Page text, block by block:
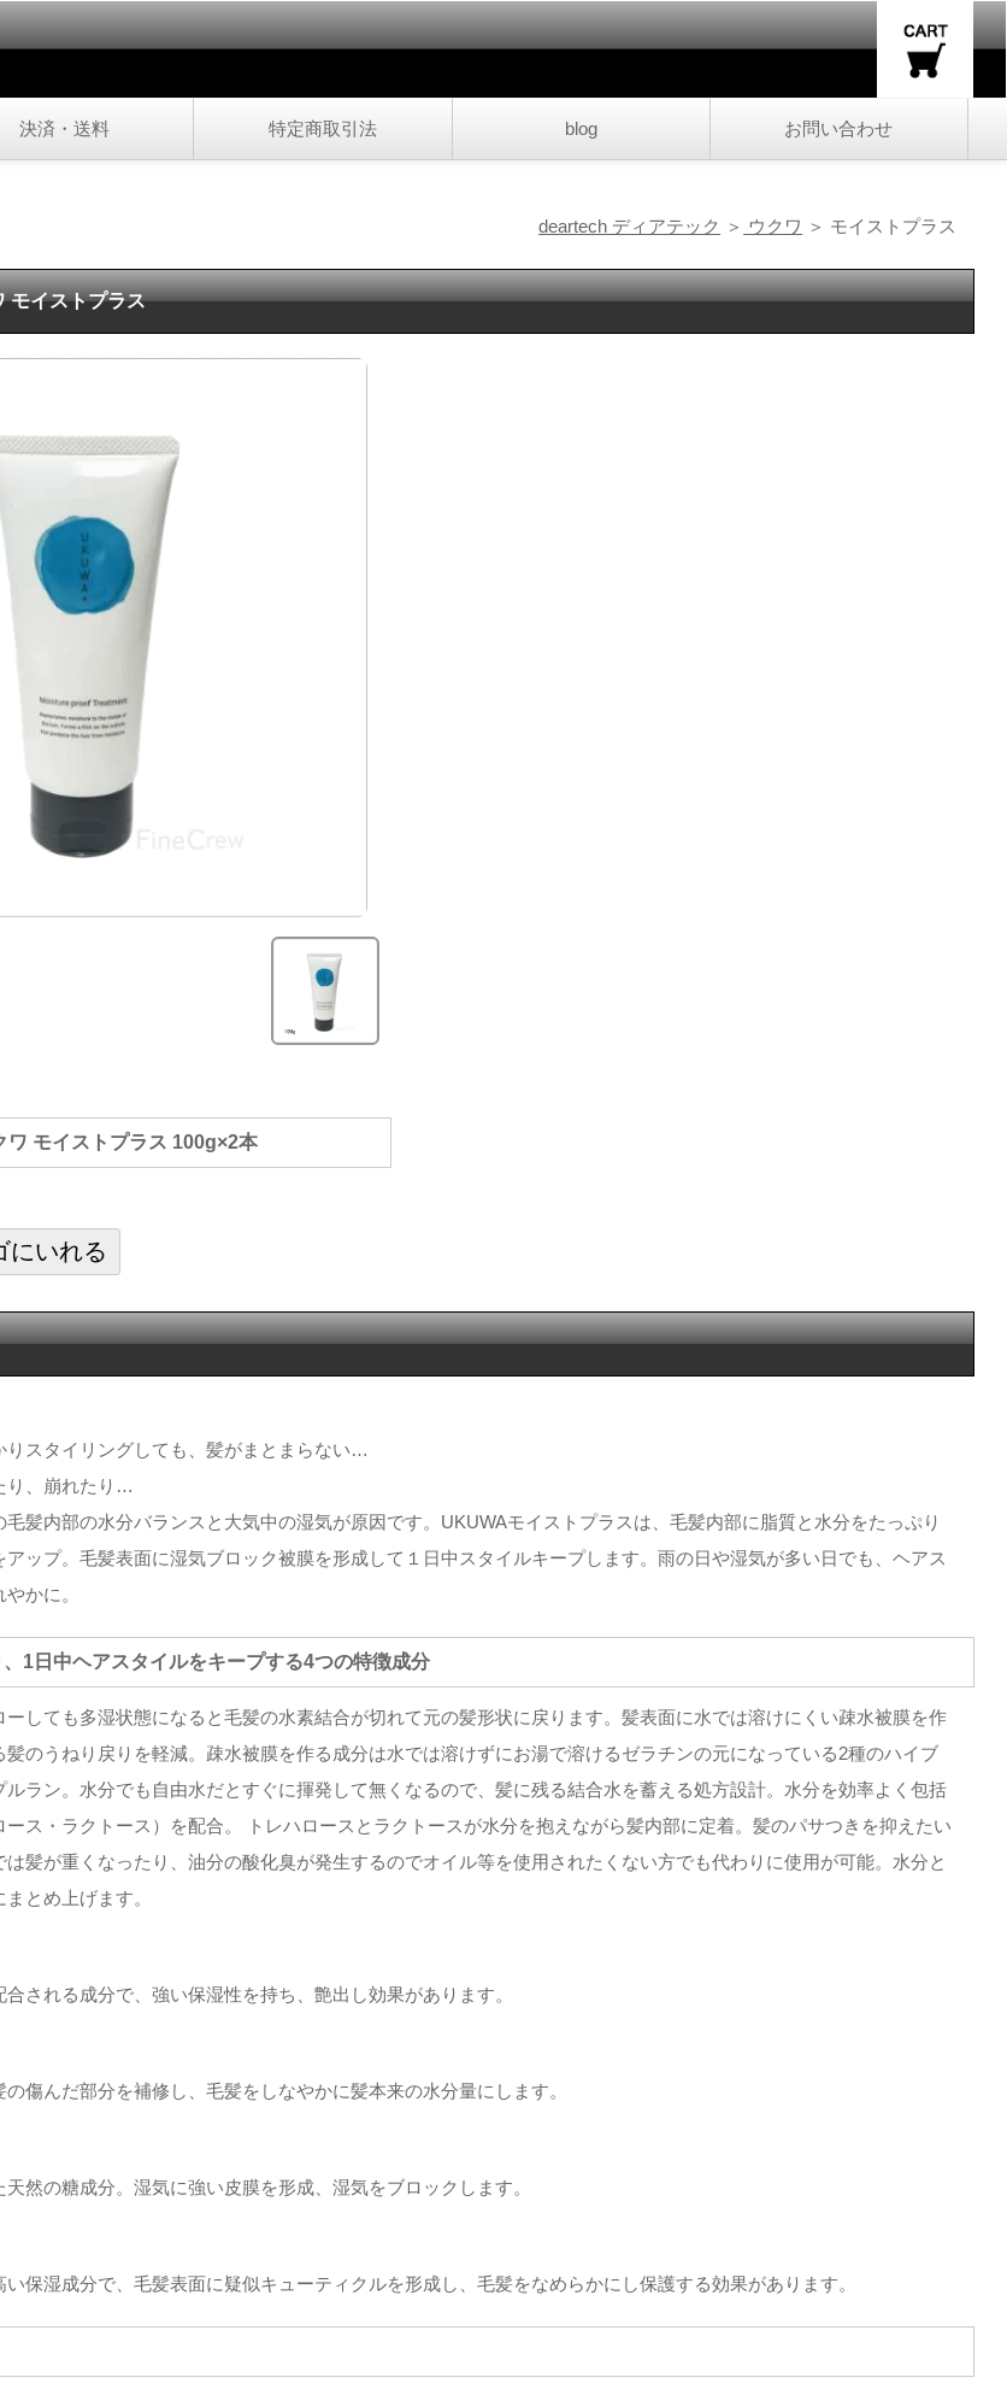
決済・送料 特定商取引法 blog お問い合わせ
deartech ディアテック ＞ ウクワ ＞ モイストプラス
モイストプラス
ワ モイストプラス 100g×2本
りスタイリングしても、髪がまとまらない…
り、崩れたり…
毛髪内部の水分バランスと大気中の湿気が原因です。UKUWAモイストプラスは、毛髪内部に脂質と水分をたっぷり
ップ。毛髪表面に湿気ブロック被膜を形成して１日中スタイルキープします。雨の日や湿気が多い日でも、ヘアス
かに。
、1日中ヘアスタイルをキープする4つの特徴成分
ーしても多湿状態になると毛髪の水素結合が切れて元の髪形状に戻ります。髪表面に水では溶けにくい疎水被膜を作
髪のうねり戻りを軽減。疎水被膜を作る成分は水では溶けずにお湯で溶けるゼラチンの元になっている2種のハイブ
ルラン。水分でも自由水だとすぐに揮発して無くなるので、髪に残る結合水を蓄える処方設計。水分を効率よく包括
ース・ラクトース）を配合。 トレハロースとラクトースが水分を抱えながら髪内部に定着。髪のパサつきを抑えたい
は髪が重くなったり、油分の酸化臭が発生するのでオイル等を使用されたくない方でも代わりに使用が可能。水分と
とめ上げます。
される成分で、強い保湿性を持ち、艶出し効果があります。
の傷んだ部分を補修し、毛髪をしなやかに髪本来の水分量にします。
然の糖成分。湿気に強い皮膜を形成、湿気をブロックします。
い保湿成分で、毛髪表面に疑似キューティクルを形成し、毛髪をなめらかにし保護する効果があります。